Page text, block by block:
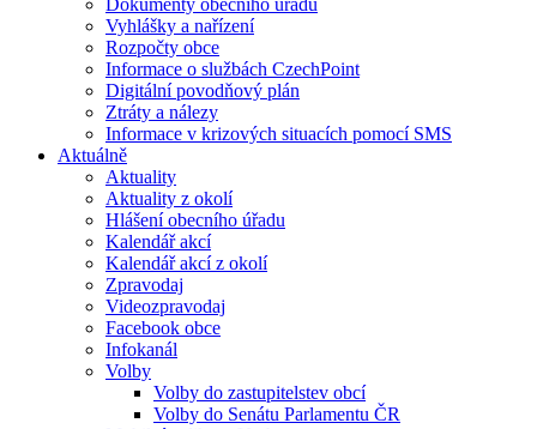
Dokumenty obecního úřadu
Vyhlášky a nařízení
Rozpočty obce
Informace o službách CzechPoint
Digitální povodňový plán
Ztráty a nálezy
Informace v krizových situacích pomocí SMS
Aktuálně
Aktuality
Aktuality z okolí
Hlášení obecního úřadu
Kalendář akcí
Kalendář akcí z okolí
Zpravodaj
Videozpravodaj
Facebook obce
Infokanál
Volby
Volby do zastupitelstev obcí
Volby do Senátu Parlamentu ČR